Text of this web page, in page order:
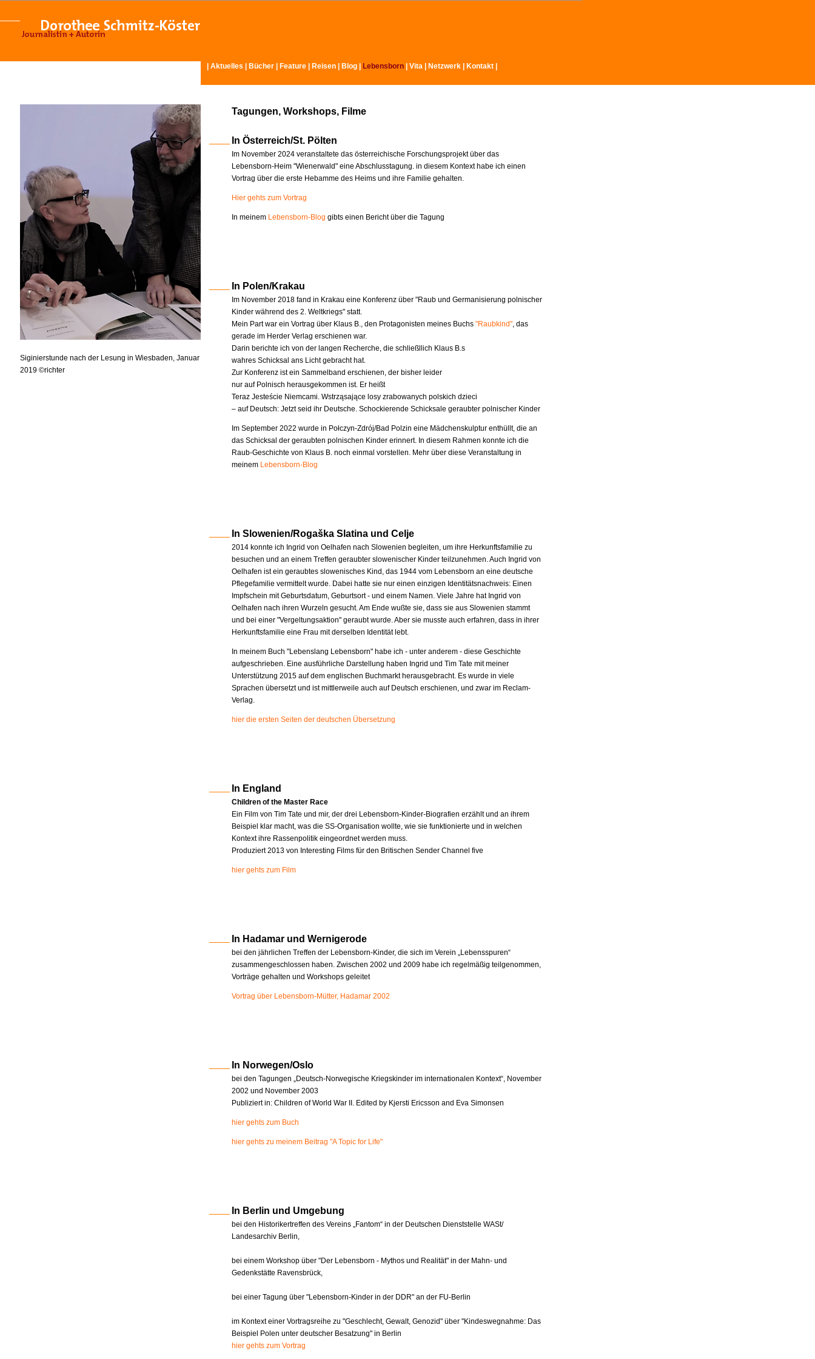
Aktuelles Bücher Feature Reisen Blog Lebensborn Vita Netzwerk Kontakt
Siginierstunde nach der Lesung in Wiesbaden, Januar
2019 ©richter
Tagungen, Workshops, Filme
In Österreich/St. Pölten
Im November 2024 veranstaltete das österreichische Forschungsprojekt über das
Lebensborn-Heim "Wienerwald" eine Abschlusstagung. in diesem Kontext habe ich einen
Vortrag über die erste Hebamme des Heims und ihre Familie gehalten.
Hier gehts zum Vortrag
In meinem Lebensborn-Blog gibts einen Bericht über die Tagung
In Polen/Krakau
Im November 2018 fand in Krakau eine Konferenz über "Raub und Germanisierung polnischer
Kinder während des 2. Weltkriegs" statt.
Mein Part war ein Vortrag über Klaus B., den Protagonisten meines Buchs "Raubkind", das
gerade im Herder Verlag erschienen war.
Darin berichte ich von der langen Recherche, die schließllich Klaus B.s
wahres Schicksal ans Licht gebracht hat.
Zur Konferenz ist ein Sammelband erschienen, der bisher leider
nur auf Polnisch herausgekommen ist. Er heißt
Teraz Jesteście Niemcami. Wstrząsające losy zrabowanych polskich dzieci
– auf Deutsch: Jetzt seid ihr Deutsche. Schockierende Schicksale geraubter polnischer Kinder
Im September 2022 wurde in Połczyn-Zdrój/Bad Polzin eine Mädchenskulptur enthüllt, die an
das Schicksal der geraubten polnischen Kinder erinnert. In diesem Rahmen konnte ich die
Raub-Geschichte von Klaus B. noch einmal vorstellen. Mehr über diese Veranstaltung in
meinem Lebensborn-Blog
In Slowenien/Rogaška Slatina und Celje
2014 konnte ich Ingrid von Oelhafen nach Slowenien begleiten, um ihre Herkunftsfamilie zu
besuchen und an einem Treffen geraubter slowenischer Kinder teilzunehmen. Auch Ingrid von
Oelhafen ist ein geraubtes slowenisches Kind, das 1944 vom Lebensborn an eine deutsche
Pflegefamilie vermittelt wurde. Dabei hatte sie nur einen einzigen Identitätsnachweis: Einen
Impfschein mit Geburtsdatum, Geburtsort - und einem Namen. Viele Jahre hat Ingrid von
Oelhafen nach ihren Wurzeln gesucht. Am Ende wußte sie, dass sie aus Slowenien stammt
und bei einer "Vergeltungsaktion" geraubt wurde. Aber sie musste auch erfahren, dass in ihrer
Herkunftsfamilie eine Frau mit derselben Identität lebt.
In meinem Buch "Lebenslang Lebensborn" habe ich - unter anderem - diese Geschichte
aufgeschrieben. Eine ausführliche Darstellung haben Ingrid und Tim Tate mit meiner
Unterstützung 2015 auf dem englischen Buchmarkt herausgebracht. Es wurde in viele
Sprachen übersetzt und ist mittlerweile auch auf Deutsch erschienen, und zwar im Reclam-
Verlag.
hier die ersten Seiten der deutschen Übersetzung
In England
Children of the Master Race
Ein Film von Tim Tate und mir, der drei Lebensborn-Kinder-Biografien erzählt und an ihrem
Beispiel klar macht, was die SS-Organisation wollte, wie sie funktionierte und in welchen
Kontext ihre Rassenpolitik eingeordnet werden muss.
Produziert 2013 von Interesting Films für den Britischen Sender Channel five
hier gehts zum Film
In Hadamar und Wernigerode
bei den jährlichen Treffen der Lebensborn-Kinder, die sich im Verein „Lebensspuren“
zusammengeschlossen haben. Zwischen 2002 und 2009 habe ich regelmäßig teilgenommen,
Vorträge gehalten und Workshops geleitet
Vortrag über Lebensborn-Mütter, Hadamar 2002
In Norwegen/Oslo
bei den Tagungen „Deutsch-Norwegische Kriegskinder im internationalen Kontext“, November
2002 und November 2003
Publiziert in: Children of World War II. Edited by Kjersti Ericsson and Eva Simonsen
hier gehts zum Buch
hier gehts zu meinem Beitrag "A Topic for Life"
In Berlin und Umgebung
bei den Historikertreffen des Vereins „Fantom“ in der Deutschen Dienststelle WASt/
Landesarchiv Berlin,
bei einem Workshop über "Der Lebensborn - Mythos und Realität" in der Mahn- und
Gedenkstätte Ravensbrück,
bei einer Tagung über "Lebensborn-Kinder in der DDR" an der FU-Berlin
im Kontext einer Vortragsreihe zu "Geschlecht, Gewalt, Genozid" über "Kindeswegnahme: Das
Beispiel Polen unter deutscher Besatzung" in Berlin
hier gehts zum Vortrag